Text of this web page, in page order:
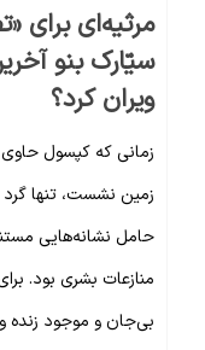
مرثیه‌ای برای
سیّارک بنو
ویران کرد؟
زمانی که کپسول حاوی
زمین نشست، تنها گرد و
حامل نشانه‌هایی
منازعات بشری بود.
بی‌جان و موجود زنده